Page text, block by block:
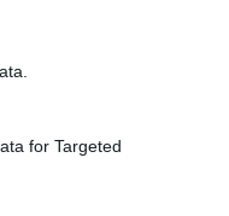
for Targeted